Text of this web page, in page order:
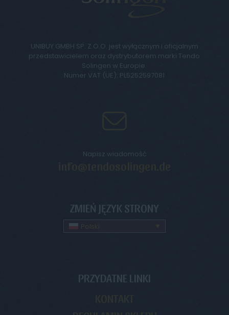
UNIBUY GMBH SP. Z O.O. jest wyłącznym i oficjalnym
przedstawicielem oraz dystrybutorem marki Tendo
Solingen w Europie.
Numer VAT (UE): PL5252597081
Napisz wiadomość
ZMIEŃ JĘZYK STRONY
PRZYDATNE LINKI